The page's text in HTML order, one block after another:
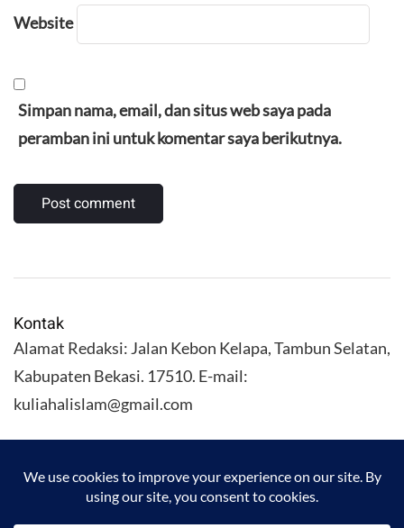
Website
Simpan nama, email, dan situs web saya pada
peramban ini untuk komentar saya berikutnya.
Kontak
Alamat Redaksi: Jalan Kebon Kelapa, Tambun Selatan,
Kabupaten Bekasi. 17510. E-mail:
kuliahalislam@gmail.com